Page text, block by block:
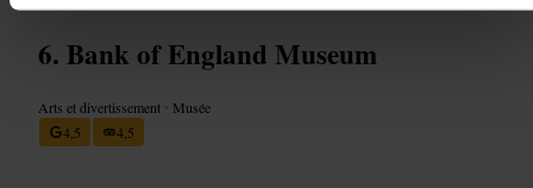
Bank of England Museum
Arts et divertissement • Musée
4,5
4,5